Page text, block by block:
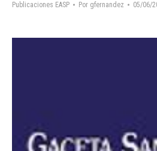
Publicaciones EASP Por gfernandez 05/06/